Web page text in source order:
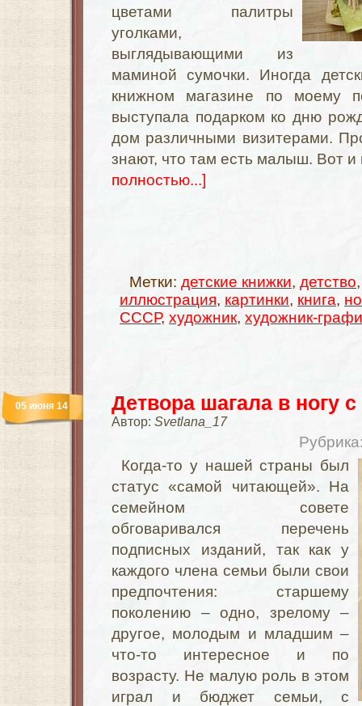
цветами палитры
уголками,
выглядывающими из
маминой сумочки. Иногда
книжном магазине по моему
выступала подарком ко дню
дом различными визитерами.
знают, что там есть малыш. Вот и
полностью...]
Метки: детские книжки, детство
иллюстрация, картинки, книга,
СССР, художник, художник-
Детвора шагала в ногу
Автор: Svetlana_17
05 июня 14
Когда-то у нашей страны был
статус «самой читающей». На
семейном совете
обговаривался перечень
подписных изданий, так как у
каждого члена семьи были свои
предпочтения: старшему
поколению – одно, зрелому –
другое, молодым и младшим –
что-то интересное и по
возрасту. Не малую роль в этом
играл и бюджет семьи, с